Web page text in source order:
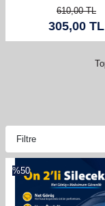
610,00TL
305,00 TL
Filtre
%50